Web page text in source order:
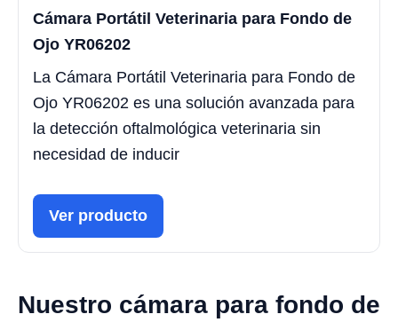
Cámara Portátil Veterinaria para Fondo de
Ojo YR06202
La Cámara Portátil Veterinaria para Fondo de
Ojo YR06202 es una solución avanzada para
la detección oftalmológica veterinaria sin
necesidad de inducir
Ver producto
Nuestro cámara para fondo de